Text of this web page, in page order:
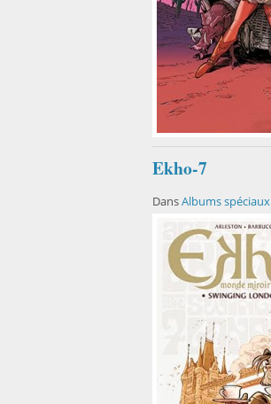
Ekho-7
DansAlbums spéciaux